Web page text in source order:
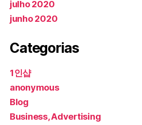
julho 2020
junho 2020
Categorias
1인샵
anonymous
Blog
Business, Advertising